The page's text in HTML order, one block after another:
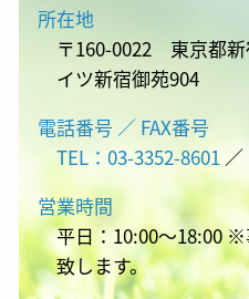
所在地
〒160-0022 東京都
イツ新宿御苑904
電話番号 ／ FAX番号
TEL：03-3352-8601 ／
営業時間
平日：10:00～18:00
致します。